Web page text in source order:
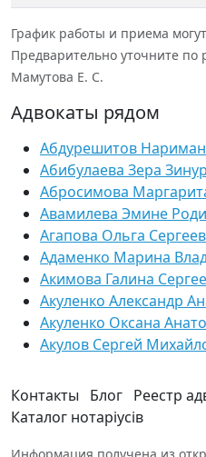
График работы и приема
Предварительно уточните по
Мамутова Е. С.
Адвокаты рядом
Абдурешитов Нариман
Абибулаева Зера
Абросимова
Авамилева Эмине
Агапова Ольга
Адаменко Марина
Акимова Галина
Акуленко Александр
Акуленко Оксана
Акулов Сергей
Контакты Блог Реестр
Каталог нотаріусів